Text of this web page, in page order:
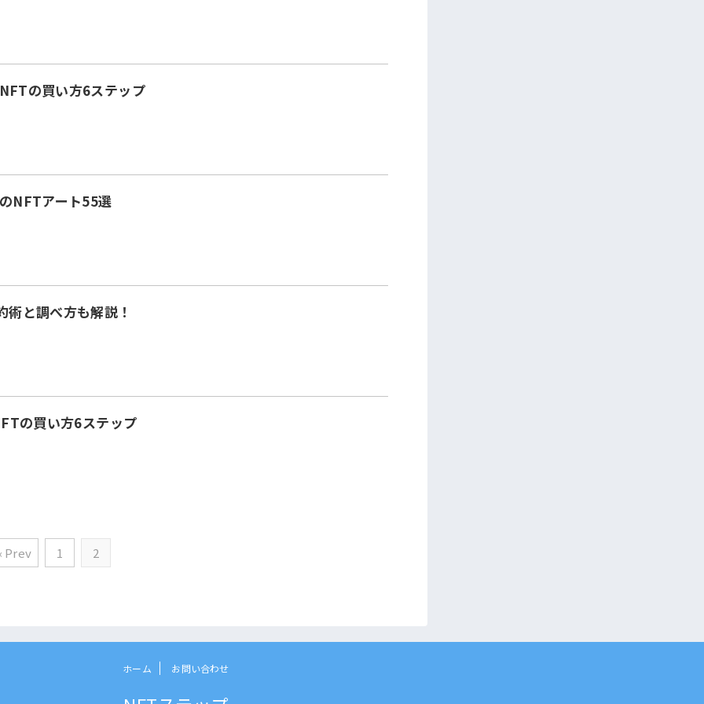
の買い方6ステップ
NFTアート55選
と調べ方も解説！
の買い方6ステップ
Prev 1 2
ホーム お問い合わせ